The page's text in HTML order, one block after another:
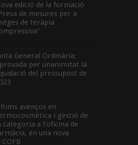
edició de la formació
de mesures per a
de teràpia
General Ordinària:
per unanimitat la
del pressupost de
avenços en
i gestió de
categoria a l’oficina de
en una nova